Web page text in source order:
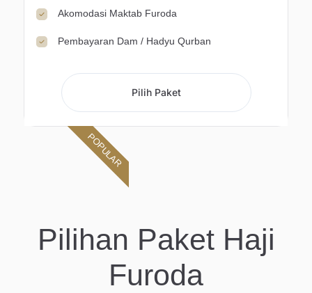
Akomodasi Maktab Furoda
Pembayaran Dam / Hadyu Qurban
Pilih Paket
POPULAR
Pilihan Paket Haji
Furoda